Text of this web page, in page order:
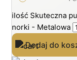
ilość Skuteczna
norki - Metalowa
Dodaj do